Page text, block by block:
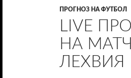
ПРОГНОЗ НА ФУТБОЛ
LIVE
НА
ЛЕХВИЯ